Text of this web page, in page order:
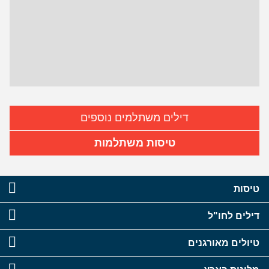
דילים משתלמים נוספים
טיסות משתלמות
טיסות
דילים לחו"ל
טיולים מאורגנים